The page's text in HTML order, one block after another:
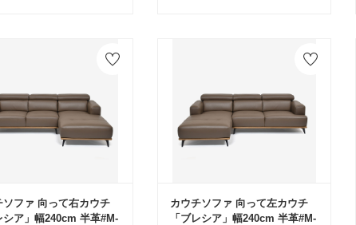
ソファ 向って右カウチ
シア」幅240cm 半革#M-
カウチソファ 向って左カウチ
「ブレシア」幅240cm 半革#M-